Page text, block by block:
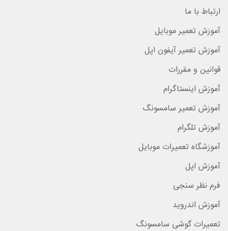
ارتباط با ما
آموزش تعمیر موبایل
آموزش تعمیر آیفون اپل
قوانین و مقررات
آموزش اینستاگرام
آموزش تعمیر سامسونگ
آموزش تلگرام
آموزشگاه تعمیرات موبایل
آموزش اپل
فرم نظر سنجی
آموزش اندروید
تعمیرات گوشی سامسونگ